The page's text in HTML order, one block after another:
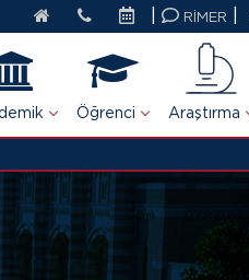
RİMER
Öğrenci Araştırma